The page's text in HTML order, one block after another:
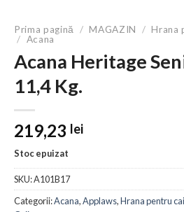
Prima pagină / MAGAZIN / Hrana
/ Acana
Acana Heritage
11,4 Kg.
219,23 lei
Stoc epuizat
SKU:A101B17
Categorii:Acana,Applaws,Hrana pentru